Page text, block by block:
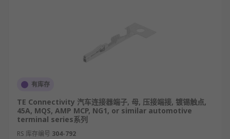
有库存
TE Connectivity 汽车连接器端子, 母, 压接端接, 镀锡触点,
45A, MQS, AMP MCP, NG1, or similar automotive
terminal series系列
RS 库存编号 304-792